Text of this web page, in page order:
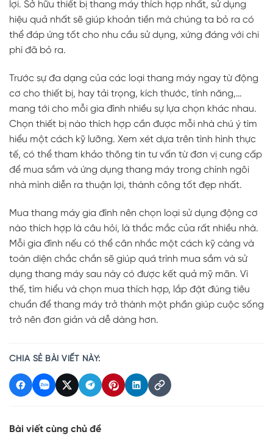
lợi. Sở hữu thiết bị thang máy thích hợp nhất, sử dụng
hiệu quả nhất sẽ giúp khoản tiền mà chúng ta bỏ ra có
thể đáp ứng tốt cho nhu cầu sử dụng, xứng đáng với chi
phí đã bỏ ra.
Trước sự đa dạng của các loại thang máy ngay từ động
cơ cho thiết bị, hay tải trọng, kích thước, tính năng,…
mang tới cho mỗi gia đình nhiều sự lựa chọn khác nhau.
Chọn thiết bị nào thích hợp cần được mỗi nhà chú ý tìm
hiểu một cách kỹ lưỡng. Xem xét dựa trên tình hình thực
tế, có thể tham khảo thông tin tư vấn từ đơn vị cung cấp
để mua sắm và ứng dụng thang máy trong chính ngôi
nhà mình diễn ra thuận lợi, thành công tốt đẹp nhất.
Mua thang máy gia đình nên chọn loại sử dụng động cơ
nào thích hợp là câu hỏi, là thắc mắc của rất nhiều nhà.
Mỗi gia đình nếu có thể cân nhắc một cách kỹ càng và
toàn diện chắc chắn sẽ giúp quá trình mua sắm và sử
dụng thang máy sau này có được kết quả mỹ mãn. Vì
thế, tìm hiểu và chọn mua thích hợp, lắp đặt đúng tiêu
chuẩn để thang máy trở thành một phần giúp cuộc sống
trở nên đơn giản và dễ dàng hơn.
CHIA SẺ BÀI VIẾT NÀY:
Bài viết cùng chủ đề